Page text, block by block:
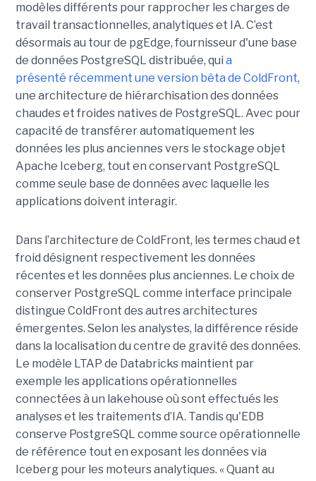
modèles différents pour rapprocher les charges de
travail transactionnelles, analytiques et IA. C’est
désormais au tour de pgEdge, fournisseur d'une base
de données PostgreSQL distribuée, qui a
présenté récemment une version bêta de ColdFront,
une architecture de hiérarchisation des données
chaudes et froides natives de PostgreSQL. Avec pour
capacité de transférer automatiquement les
données les plus anciennes vers le stockage objet
Apache Iceberg, tout en conservant PostgreSQL
comme seule base de données avec laquelle les
applications doivent interagir.
Dans l’architecture de ColdFront, les termes chaud et
froid désignent respectivement les données
récentes et les données plus anciennes. Le choix de
conserver PostgreSQL comme interface principale
distingue ColdFront des autres architectures
émergentes. Selon les analystes, la différence réside
dans la localisation du centre de gravité des données.
Le modèle LTAP de Databricks maintient par
exemple les applications opérationnelles
connectées à un lakehouse où sont effectués les
analyses et les traitements d’IA. Tandis qu'EDB
conserve PostgreSQL comme source opérationnelle
de référence tout en exposant les données via
Iceberg pour les moteurs analytiques. « Quant au